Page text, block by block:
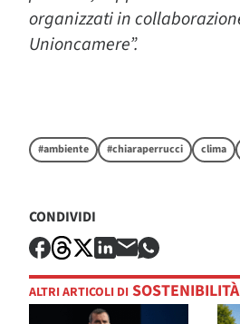
organizzati in
Unioncamere”.
#ambiente #chiaraperrucci clima
CONDIVIDI
ALTRI ARTICOLI DI SOSTENIBILITÀ